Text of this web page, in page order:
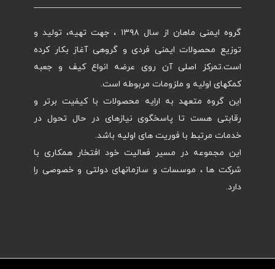
گروه ایمنی ماهان از سال ۱۳۹۸ ، جهت تهیه، تولید و
توزیع محصولات ایمنی فردی و گروهی آغاز بکار کرده
است.تمرکز اصلی آن روی عرضه انواع کیف و جعبه
کمکهای اولیه و ملزومات مربوطه است.
این گروه متعهد به ارایه محصولات با کیفیت برتر و
رقابتی هست تا پاسخگوی نیازهای در حال تحول در
خدمات مرتبط با فوریت های اولیه باشد.
این مجموعه در مسیر فعالیت خود افتخار همکاری با
شرکت ها ، موسسات و سازمانهای دولتی و خصوصی را
دارد.